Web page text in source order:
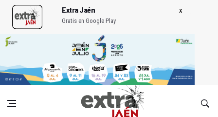
Extra Jaén
Gratis en Google Play